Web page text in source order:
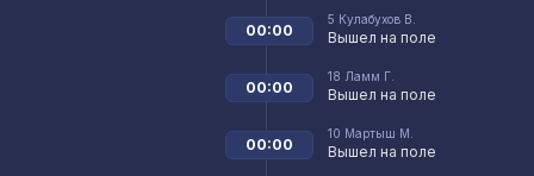
5 Кулабухов В.
Вышел на поле
00:00
18 Ламм Г.
Вышел на поле
00:00
10 Мартыш М.
Вышел на поле
00:00